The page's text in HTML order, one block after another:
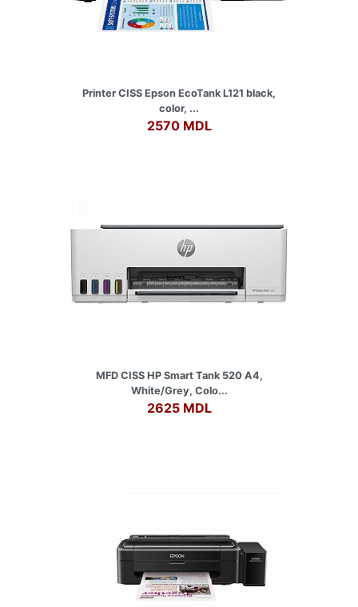
Printer CISS Epson EcoTank L121 black,
color, ...
2570 MDL
MFD CISS HP Smart Tank 520 A4,
White/Grey, Colo...
2625 MDL